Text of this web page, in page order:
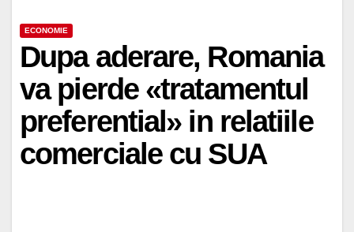
ECONOMIE
Dupa aderare, Romania
va pierde «tratamentul
preferential» in relatiile
comerciale cu SUA